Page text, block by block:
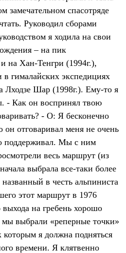
замечательном спасотряде
Руководил сборами
я ходила на свои
– на пик
на Хан-Тенгри (1994г.),
в гималайских экспедициях
Лходзе Шар (1998г.). Ему-то я
- Как он воспринял твою
- О: Я бесконечно
он отговаривал меня не очень
поддерживал. Мы с ним
весь маршрут (из
выбрала все-таки более
в честь альпиниста
этот маршрут в 1976
на гребень хорошо
мы выбрали «реперные точки»
я должна подняться
времени. Я клятвенно